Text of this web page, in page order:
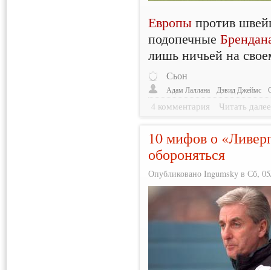
Европы против
подопечные
лишь ничьей на
Сьон
Адам Лаллана Дэвид Джеймс
4 комментария Читать далее
10 мифов о
обороняться
Опубликовано Ingumsky в Сб,